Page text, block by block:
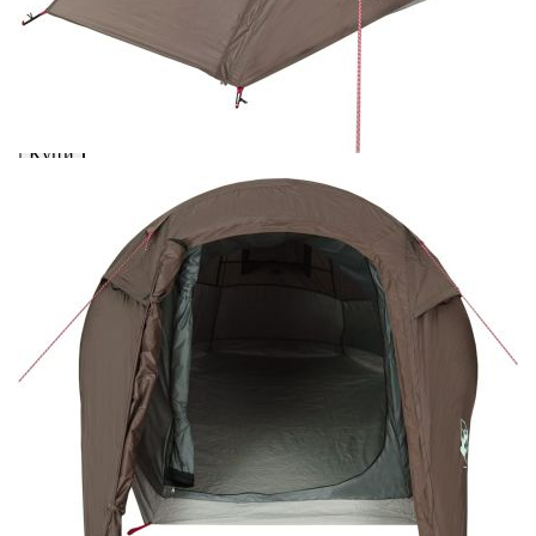
вноски на кредита.
Предоставената таблица е с информационна цел.
Добавете продукта в количката си с бутона "Добави в
количката" и при поръчка ще можете да изберете броя
Предоставената таблица е с информационна цел.
Добавете продукта в количката си с бутона "Добави в
количката" и при поръчка ще можете да изберете броя
вноски на кредита.
Когато плащате с NewPay, всъщност NewPay плаща
поръчката Ви вместо Вас. Вие я получавате и
разполагате с три начина да я платите към тях:
Отложено до 30 дни от момента на изпращане на
поръчката без оскъпяване. За покупки на стойност до
400 лв. / €204,52
Плащане на 4 вноски. Заплащате 20% от стойността на
поръчката си на момента с карта. Останалата сума се
разделя на 3 равни месечни вноски без оскъпяване. За
покупки на стойност до 1000 лв. / €511.31
Плащане на 6 вноски. Стойността на поръчката се
разпределя в 6 равни месечни вноски с оскъпяване. За